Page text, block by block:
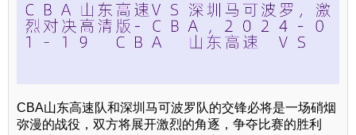
CBA山东高速队和深圳马可波罗队的交锋必将是一场硝烟
弥漫的战役，双方将展开激烈的角逐，争夺比赛的胜利